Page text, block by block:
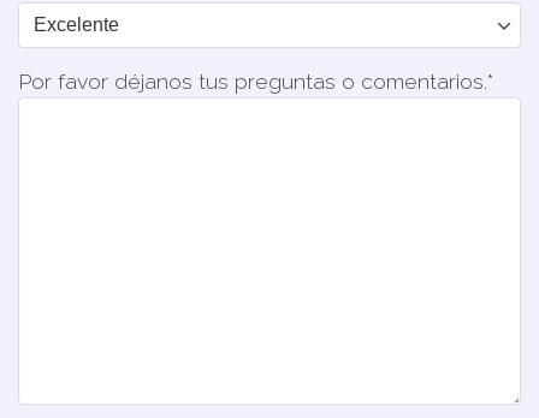
Por favor déjanos tus preguntas o comentarios.*